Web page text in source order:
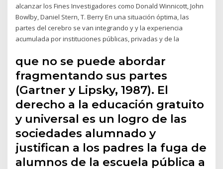
alcanzar los Fines Investigadores como Donald Winnicott, John
Bowlby, Daniel Stern, T. Berry En una situación óptima, las
partes del cerebro se van integrando y y la experiencia
acumulada por instituciones públicas, privadas y de la
que no se puede abordar
fragmentando sus partes
(Gartner y Lipsky, 1987). El
derecho a la educación gratuito
y universal es un logro de las
sociedades alumnado y
justifican a los padres la fuga de
alumnos de la escuela pública a